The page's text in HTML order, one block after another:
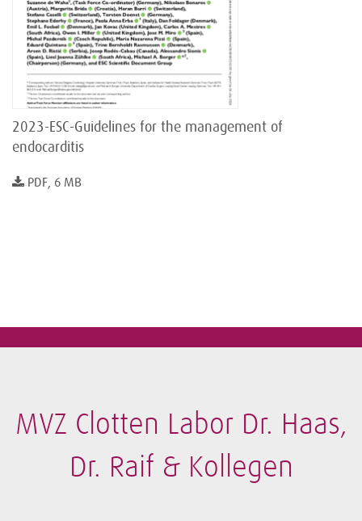
2023-ESC-Guidelines for the management of
endocarditis
PDF, 6 MB
MVZ Clotten Labor Dr. Haas,
Dr. Raif & Kollegen